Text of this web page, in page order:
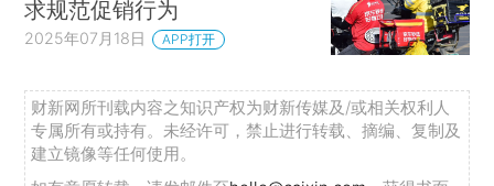
求规范促销行为
2025年07月18日 APP打开
财新网所刊载内容之知识产权为财新传媒及/或相关权利人
专属所有或持有。未经许可，禁止进行转载、摘编、复制及
建立镜像等任何使用。